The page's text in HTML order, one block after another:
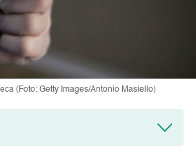
(Foto: Getty Images/Antonio Masiello)
apa gejalanya?